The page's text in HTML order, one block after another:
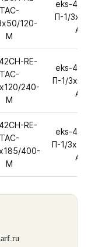
ТАС-
120-
M
eks-
П-1/3х50/
А-M
RE-
ТАС-
240-
M
eks-
П-1/
А-M
RE-
ТАС-
400-
M
eks-
П-1/
А-M